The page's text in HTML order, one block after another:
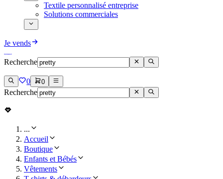
Textile personnalisé entreprise
Solutions commerciales
Je vends
Recherche
0 0
Recherche
...
Accueil
Boutique
Enfants et Bébés
Vêtements